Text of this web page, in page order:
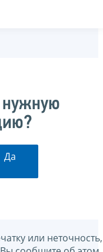
Да
или неточность,